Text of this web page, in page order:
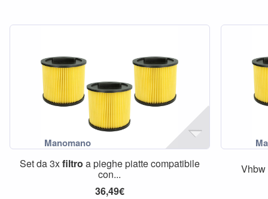
Set da 3xfiltro a pieghe piatte compatibile
con...
36,49€